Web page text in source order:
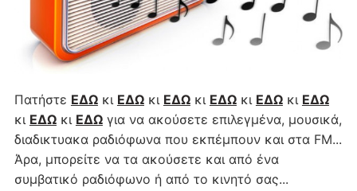
Πατήστε ΕΔΩκι ΕΔΩκι ΕΔΩκι ΕΔΩκι ΕΔΩκι ΕΔΩ
κι ΕΔΩκι ΕΔΩγια να ακούσετε επιλεγμένα, μουσικά,
διαδικτυακα ραδιόφωνα που εκπέμπουν και στα FM...
Άρα, μπορείτε να τα ακούσετε και από ένα
συμβατικό ραδιόφωνο ή από το κινητό σας...